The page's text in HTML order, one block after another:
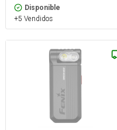
Disponible
+5 Vendidos